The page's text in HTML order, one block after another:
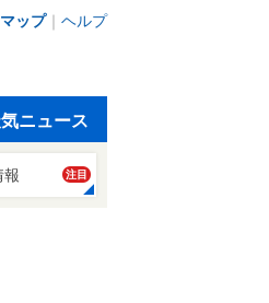
ップ｜ ヘルプ
ニュース
報 注目